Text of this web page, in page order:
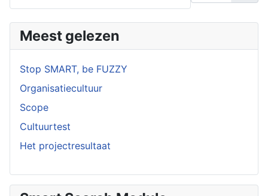
Meest gelezen
Stop SMART, be FUZZY
Organisatiecultuur
Scope
Cultuurtest
Het projectresultaat